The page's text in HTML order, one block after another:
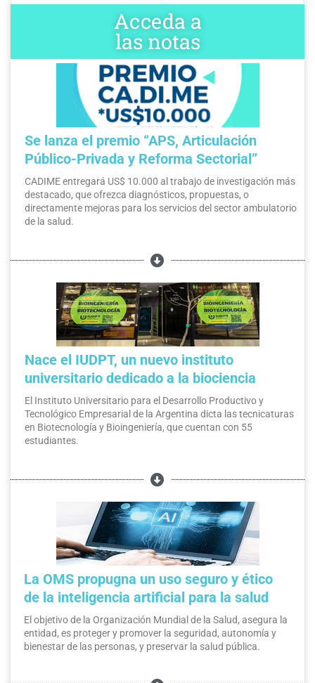
Acceda a
las notas
Se lanza el premio “APS, Articulación
Público-Privada y Reforma Sectorial”
CADIME entregará US$ 10.000 al trabajo de investigación más
destacado, que ofrezca diagnósticos, propuestas, o
directamente mejoras para los servicios del sector ambulatorio
de la salud.
Nace el IUDPT, un nuevo instituto
universitario dedicado a la biociencia
El Instituto Universitario para el Desarrollo Productivo y
Tecnológico Empresarial de la Argentina dicta las tecnicaturas
en Biotecnología y Bioingeniería, que cuentan con 55
estudiantes.
La OMS propugna un uso seguro y ético
de la inteligencia artificial para la salud
El objetivo de la Organización Mundial de la Salud, asegura la
entidad, es proteger y promover la seguridad, autonomía y
bienestar de las personas, y preservar la salud pública.